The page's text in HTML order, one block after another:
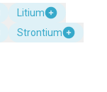
Litium
Strontium